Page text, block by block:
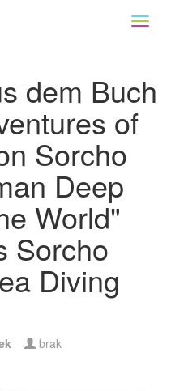
dem Buch
of
Sorcho
Deep
World"
Sorcho
Diving
brak